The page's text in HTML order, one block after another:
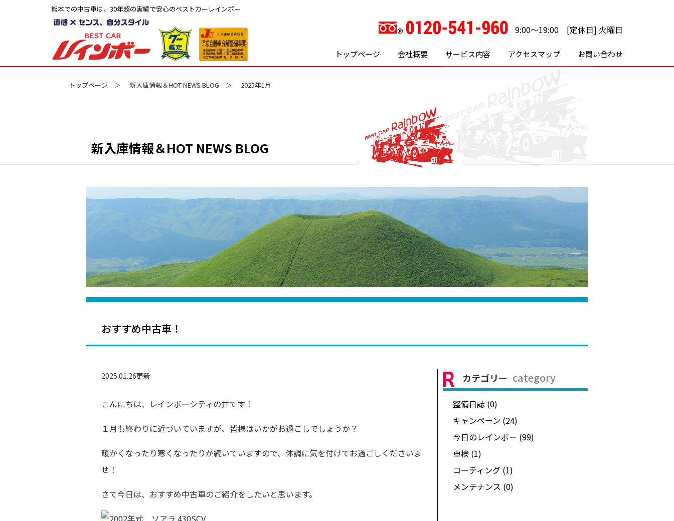
熊本での中古車は、30年超の実績で安心のベストカーレインボー
9:00～19:00 [定休日] 火曜日
トップページ 会社概要 サービス内容 アクセスマップ お問い合わせ
トップページ 新入庫情報＆HOT NEWS BLOG 2025年1月
新入庫情報＆HOT NEWS BLOG
おすすめ中古車！
2025.01.26更新
こんにちは、レインボーシティの井です！
１月も終わりに近づいていますが、皆様はいかがお過ごしでしょうか？
暖かくなったり寒くなったりが続いていますので、体調に気を付けてお過ごしくださいま
せ！
さて今日は、おすすめ中古車のご紹介をしたいと思います。
カテゴリー category
整備日誌 (0)
キャンペーン (24)
今日のレインボー (99)
車検 (1)
コーティング (1)
メンテナンス (0)